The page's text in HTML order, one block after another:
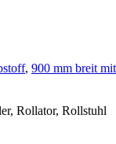
, 900 mm breit
Rollator, Rollstuhl